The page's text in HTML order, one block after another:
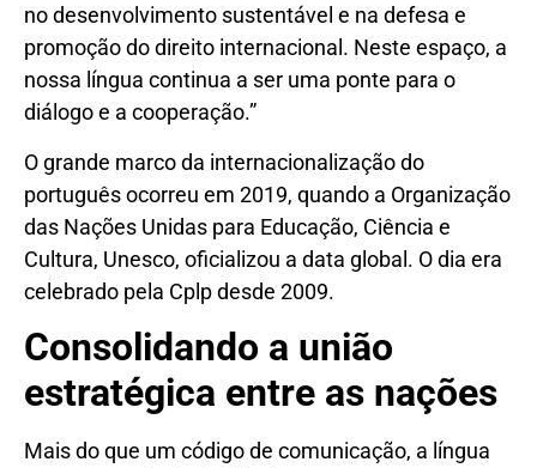
no desenvolvimento sustentável e na defesa e
promoção do direito internacional. Neste espaço, a
nossa língua continua a ser uma ponte para o
diálogo e a cooperação.”
O grande marco da internacionalização do
português ocorreu em 2019, quando a Organização
das Nações Unidas para Educação, Ciência e
Cultura, Unesco, oficializou a data global. O dia era
celebrado pela Cplp desde 2009.
Consolidando a união
estratégica entre as nações
Mais do que um código de comunicação, a língua